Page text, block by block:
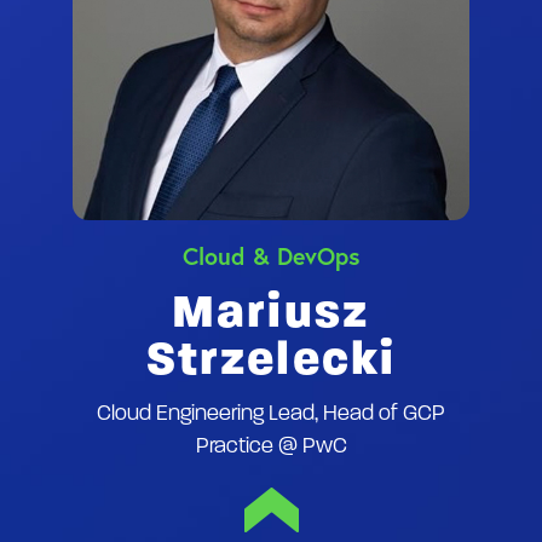
Cloud & DevOps
Mariusz
Strzelecki
Cloud Engineering Lead, Head of GCP
Practice @ PwC